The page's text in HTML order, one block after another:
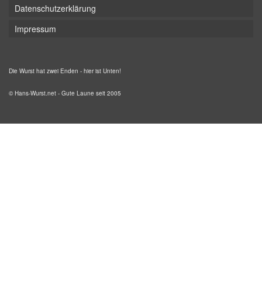
Datenschutzerklärung
Impressum
Die Wurst hat zwei Enden - hier ist Unten!
© Hans-Wurst.net - Gute Laune seit 2005